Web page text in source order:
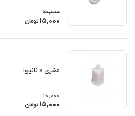
20,000
15,000 تومان
مغزی s نانیوا
20,000
15,000 تومان